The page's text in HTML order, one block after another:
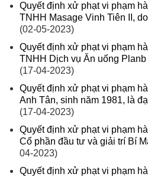
Quyết định xử phạt vi phạm
TNHH Masage Vinh Tiên II,
(02-05-2023)
Quyết định xử phạt vi phạm
TNHH Dịch vụ Ăn uống
(17-04-2023)
Quyết định xử phạt vi phạm
Anh Tân, sinh năm 1981, là
(17-04-2023)
Quyết định xử phạt vi phạm
Cổ phần đầu tư và giải trí Bí
04-2023)
Quyết định xử phạt vi phạm